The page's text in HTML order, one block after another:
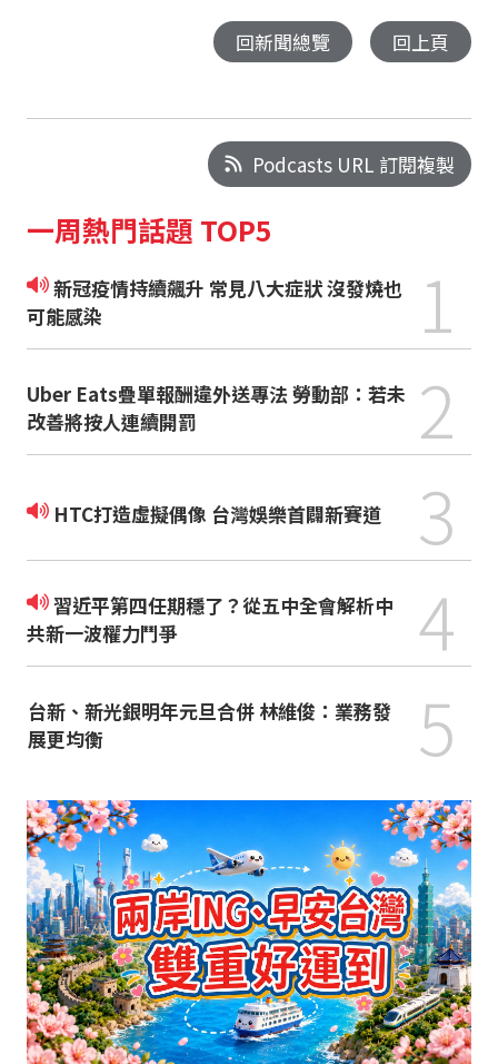
回新聞總覽 回上頁
Podcasts URL 訂閱複製
一周熱門話題 TOP5
新冠疫情持續飆升 常見八大症狀 沒發燒也
可能感染
1
Uber Eats疊單報酬違外送專法 勞動部：若未
改善將按人連續開罰
2
HTC打造虛擬偶像 台灣娛樂首闢新賽道 3
習近平第四任期穩了？從五中全會解析中
共新一波權力鬥爭
4
台新、新光銀明年元旦合併 林維俊：業務發
展更均衡
5